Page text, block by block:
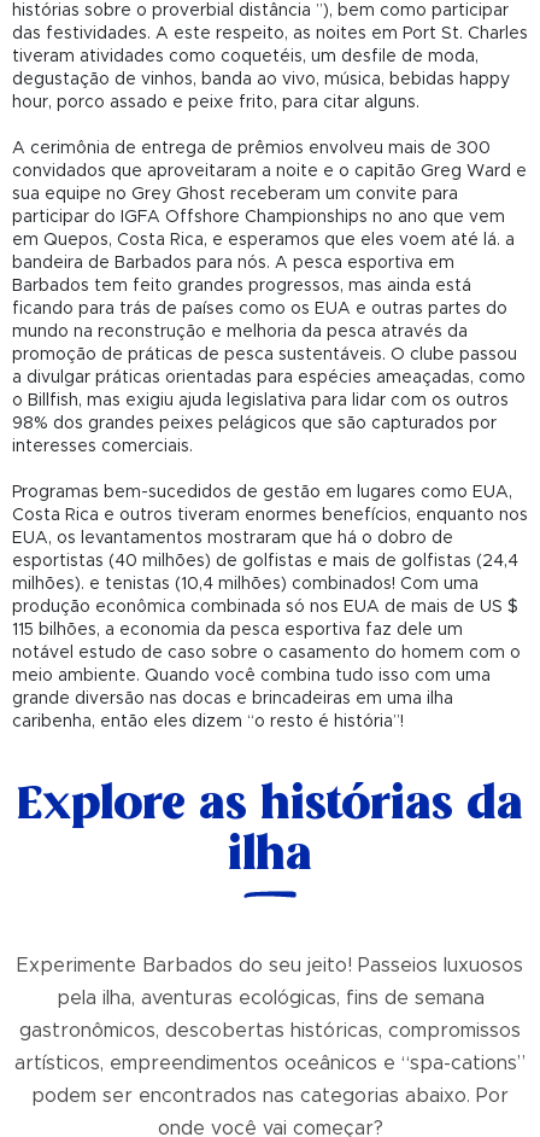
histórias sobre o proverbial distância ”), bem como participar
das festividades. A este respeito, as noites em Port St. Charles
tiveram atividades como coquetéis, um desfile de moda,
degustação de vinhos, banda ao vivo, música, bebidas happy
hour, porco assado e peixe frito, para citar alguns.
A cerimônia de entrega de prêmios envolveu mais de 300
convidados que aproveitaram a noite e o capitão Greg Ward e
sua equipe no Grey Ghost receberam um convite para
participar do IGFA Offshore Championships no ano que vem
em Quepos, Costa Rica, e esperamos que eles voem até lá. a
bandeira de Barbados para nós. A pesca esportiva em
Barbados tem feito grandes progressos, mas ainda está
ficando para trás de países como os EUA e outras partes do
mundo na reconstrução e melhoria da pesca através da
promoção de práticas de pesca sustentáveis. O clube passou
a divulgar práticas orientadas para espécies ameaçadas, como
o Billfish, mas exigiu ajuda legislativa para lidar com os outros
98% dos grandes peixes pelágicos que são capturados por
interesses comerciais.
Programas bem-sucedidos de gestão em lugares como EUA,
Costa Rica e outros tiveram enormes benefícios, enquanto nos
EUA, os levantamentos mostraram que há o dobro de
esportistas (40 milhões) de golfistas e mais de golfistas (24,4
milhões). e tenistas (10,4 milhões) combinados! Com uma
produção econômica combinada só nos EUA de mais de US $
115 bilhões, a economia da pesca esportiva faz dele um
notável estudo de caso sobre o casamento do homem com o
meio ambiente. Quando você combina tudo isso com uma
grande diversão nas docas e brincadeiras em uma ilha
caribenha, então eles dizem “o resto é história”!
Explore as histórias da
ilha
Experimente Barbados do seu jeito! Passeios luxuosos
pela ilha, aventuras ecológicas, fins de semana
gastronômicos, descobertas históricas, compromissos
artísticos, empreendimentos oceânicos e “spa-cations”
podem ser encontrados nas categorias abaixo. Por
onde você vai começar?